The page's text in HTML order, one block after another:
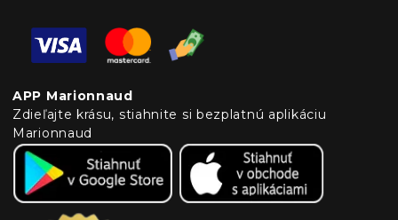
APP Marionnaud
Zdieľajte krásu, stiahnite si bezplatnú aplikáciu
Marionnaud